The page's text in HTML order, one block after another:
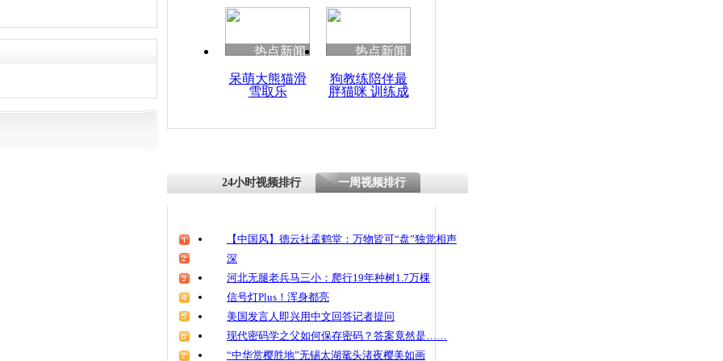
热点新闻
呆萌大熊猫滑
雪取乐
热点新闻
狗教练陪伴最
胖猫咪 训练成
24小时视频排行 一周视频排行
【中国风】德云社孟鹤堂：万物皆可“盘”独觉相声
深
河北无腿老兵马三小：爬行19年种树1.7万棵
信号灯Plus！浑身都亮
美国发言人即兴用中文回答记者提问
现代密码学之父如何保存密码？答案竟然是……
“中华赏樱胜地”无锡太湖鼋头渚夜樱美如画